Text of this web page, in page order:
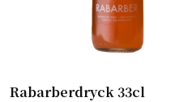
Rabarberdryck 33cl